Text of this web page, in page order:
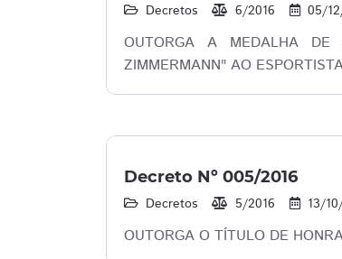
Decretos 6/2016 05/
OUTORGA A MEDALHA DE
ZIMMERMANN" AO
Decreto Nº 005/2016
Decretos 5/2016 13/
OUTORGA O TÍTULO DE